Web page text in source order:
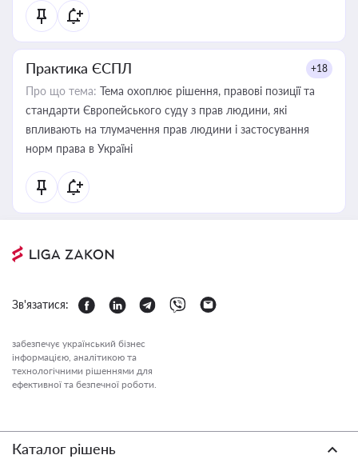
Практика ЄСПЛ +18
Про що тема: Тема охоплює рішення, правові позиції та
стандарти Європейського суду з прав людини, які
впливають на тлумачення прав людини і застосування
норм права в Україні
Зв'язатися:
забезпечує український бізнес
інформацією, аналітикою та
технологічними рішеннями для
ефективної та безпечної роботи.
Каталог рішень